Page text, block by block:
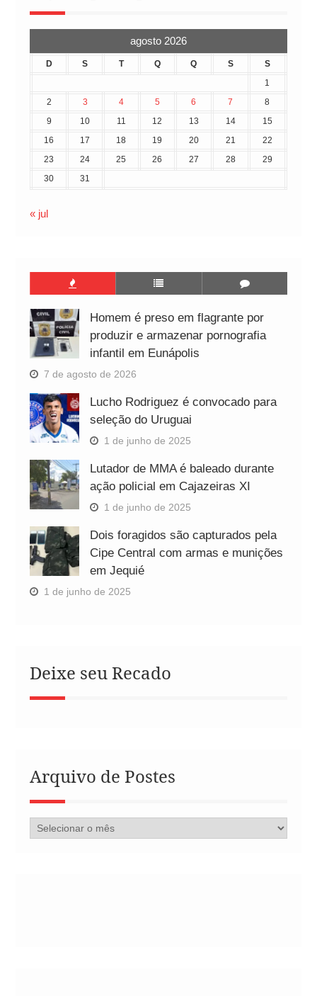
agosto 2026
D S T Q Q S
S
1
2
3 4 5 6 7
8
9
10 11 12 13 14
15
16
17 18 19 20 21
22
23
24 25 26 27 28
29
30
31
« jul
Homem é preso em flagrante por
produzir e armazenar pornografia
infantil em Eunápolis
7 de agosto de 2026
Lucho Rodriguez é convocado para
seleção do Uruguai
1 de junho de 2025
Lutador de MMA é baleado durante
ação policial em Cajazeiras XI
1 de junho de 2025
Dois foragidos são capturados pela
Cipe Central com armas e munições
em Jequié
1 de junho de 2025
Deixe seu Recado
Arquivo de Postes
Arquivo
de